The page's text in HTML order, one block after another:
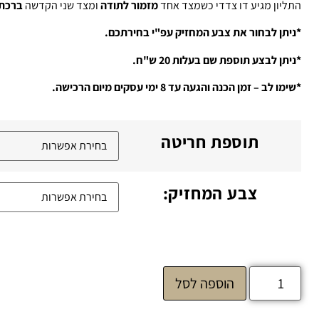
התליון מגיע דו צדדי כשמצד אחדמזמור לתודהומצד שני הקדשה
*ניתן לבחור את צבע המחזיק עפ"י בחירתכם.
*ניתן לבצע תוספת שם בעלות 20 ש"ח.
*שימו לב – זמן הכנה והגעה עד 8 ימי עסקים מיום הרכישה.
תוספת חריטה
צבע המחזיק:
הוספה לסל